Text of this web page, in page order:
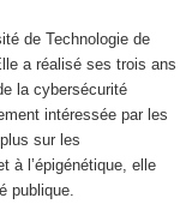
de Technologie de
a réalisé ses trois ans
la cybersécurité
intéressée par les
sur les
à l’épigénétique, elle
publique.